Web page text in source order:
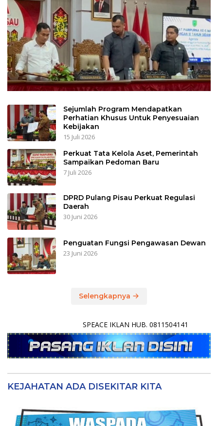
Sejumlah Program Mendapatkan
Perhatian Khusus Untuk Penyesuaian
Kebijakan
15 Juli 2026
Perkuat Tata Kelola Aset, Pemerintah
Sampaikan Pedoman Baru
7 Juli 2026
DPRD Pulang Pisau Perkuat Regulasi
Daerah
30 Juni 2026
Penguatan Fungsi Pengawasan Dewan
23 Juni 2026
Selengkapnya
SPEACE IKLAN HUB. 0811504141
KEJAHATAN ADA DISEKITAR KITA